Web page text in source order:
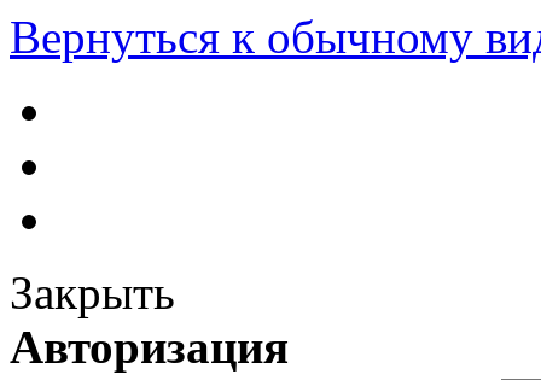
Вернуться к обычному
Закрыть
Авторизация